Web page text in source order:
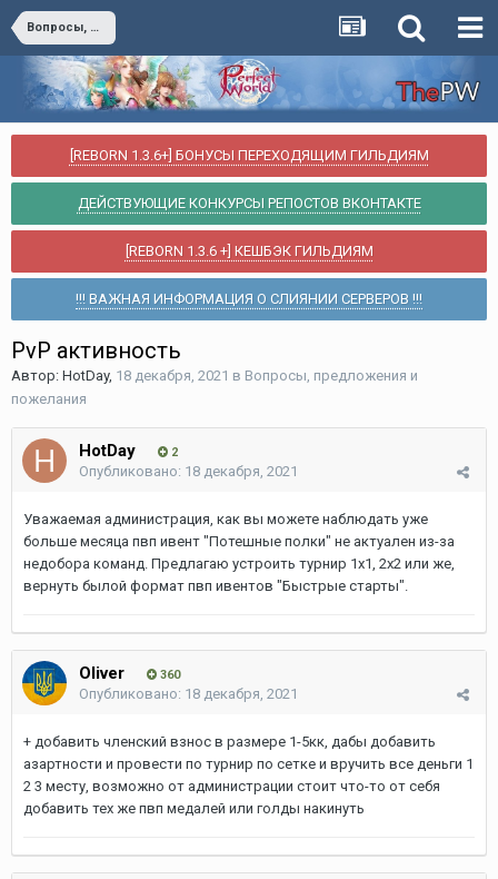
Вопросы, предложения и пожелания
[REBORN 1.3.6+] БОНУСЫ ПЕРЕХОДЯЩИМ ГИЛЬДИЯМ
ДЕЙСТВУЮЩИЕ КОНКУРСЫ РЕПОСТОВ ВКОНТАКТЕ
[REBORN 1.3.6 +] КЕШБЭК ГИЛЬДИЯМ
!!! ВАЖНАЯ ИНФОРМАЦИЯ О СЛИЯНИИ СЕРВЕРОВ !!!
PvP активность
Автор: HotDay, 18 декабря, 2021 в Вопросы, предложения и
пожелания
HotDay 2
Опубликовано: 18 декабря, 2021
Уважаемая администрация, как вы можете наблюдать уже
больше месяца пвп ивент "Потешные полки" не актуален из-за
недобора команд. Предлагаю устроить турнир 1х1, 2х2 или же,
вернуть былой формат пвп ивентов "Быстрые старты".
Oliver 360
Опубликовано: 18 декабря, 2021
+ добавить членский взнос в размере 1-5кк, дабы добавить
азартности и провести по турнир по сетке и вручить все деньги 1
2 3 месту, возможно от администрации стоит что-то от себя
добавить тех же пвп медалей или голды накинуть